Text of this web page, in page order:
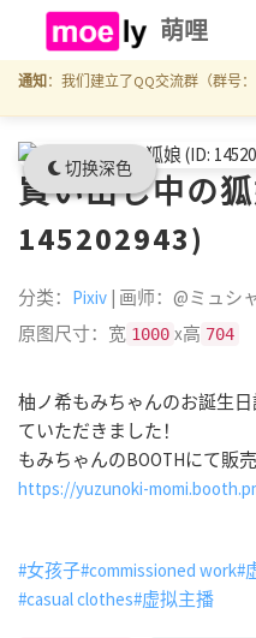
切换深色
萌哩
通知 ：我们建立了QQ交流群（群号：
買い出し中の
145202943)
分类： Pixiv | 画师：@ミュシ
原图尺寸：宽 1000 x高 704
柚ノ希もみちゃんのお誕生
ていただきました！
もみちゃんのBOOTHにて販売
https://yuzunoki-
#女孩子#commissioned work#
#casual clothes#虚拟主播